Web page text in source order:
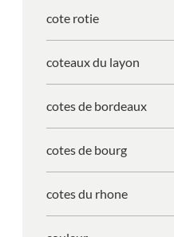
cote rotie
coteaux du layon
cotes de bordeaux
cotes de bourg
cotes du rhone